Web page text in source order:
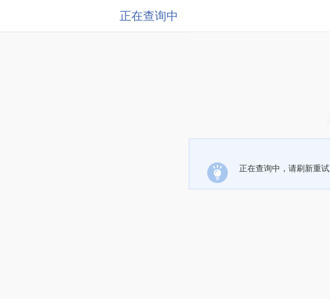
正在查询中
正在查询中，请刷新重试